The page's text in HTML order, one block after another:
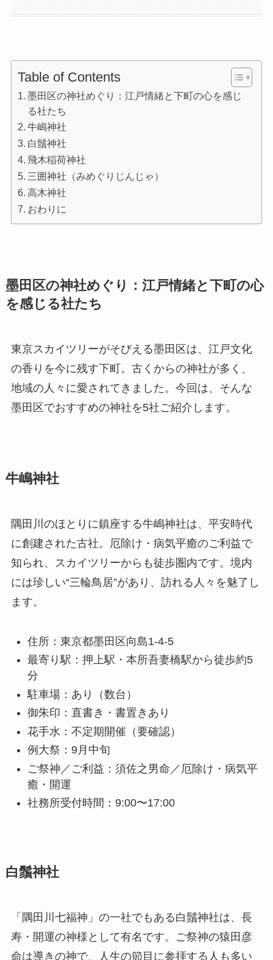
Table of Contents
墨田区の神社めぐり：江戸情緒と下町の心を感じ
る社たち
牛嶋神社
白鬚神社
飛木稲荷神社
三囲神社（みめぐりじんじゃ）
高木神社
おわりに
墨田区の神社めぐり：江戸情緒と下町の心
を感じる社たち
東京スカイツリーがそびえる墨田区は、江戸文化
の香りを今に残す下町。古くからの神社が多く、
地域の人々に愛されてきました。今回は、そんな
墨田区でおすすめの神社を5社ご紹介します。
牛嶋神社
隅田川のほとりに鎮座する牛嶋神社は、平安時代
に創建された古社。厄除け・病気平癒のご利益で
知られ、スカイツリーからも徒歩圏内です。境内
には珍しい“三輪鳥居”があり、訪れる人々を魅了し
ます。
住所：東京都墨田区向島1-4-5
最寄り駅：押上駅・本所吾妻橋駅から徒歩約5
分
駐車場：あり（数台）
御朱印：直書き・書置きあり
花手水：不定期開催（要確認）
例大祭：9月中旬
ご祭神／ご利益：須佐之男命／厄除け・病気平
癒・開運
社務所受付時間：9:00〜17:00
白鬚神社
「隅田川七福神」の一社でもある白鬚神社は、長
寿・開運の神様として有名です。ご祭神の猿田彦
命は導きの神で、人生の節目に参拝する人も多い